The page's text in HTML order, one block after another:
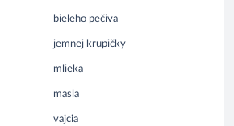
bieleho pečiva
jemnej krupičky
mlieka
masla
vajcia